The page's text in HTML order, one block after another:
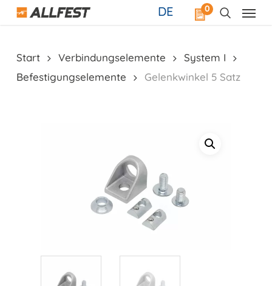
Skip
0
DE
Start Verbindungselemente
System I
Befestigungselemente
Gelenkwinkel 5 Satz